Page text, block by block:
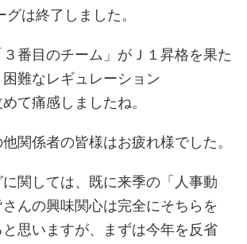
は終了しました。
番目のチーム」がＪ１昇格を果た
難なレギュレーション
て痛感しましたね。
関係者の皆様はお疲れ様でした。
関しては、既に来季の「人事動
んの興味関心は完全にそちらを
思いますが、まずは今年を反省